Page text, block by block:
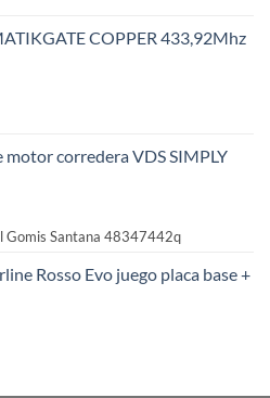
COPPER 433,92Mhz
motor corredera VDS SIMPLY
Gomis Santana 48347442q
Rosso Evo juego placa base +